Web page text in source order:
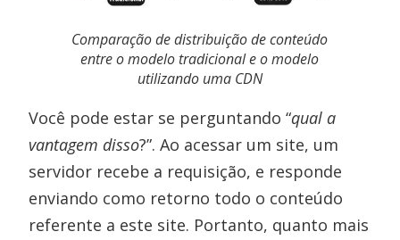
Comparação de distribuição de conteúdo
entre o modelo tradicional e o modelo
utilizando uma CDN
Você pode estar se perguntando “qual a
vantagem disso?”. Ao acessar um site, um
servidor recebe a requisição, e responde
enviando como retorno todo o conteúdo
referente a este site. Portanto, quanto mais